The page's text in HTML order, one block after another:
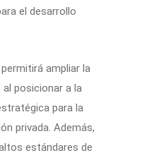
el desarrollo
ampliar la
posicionar a la
para la
privada. Además,
estándares de